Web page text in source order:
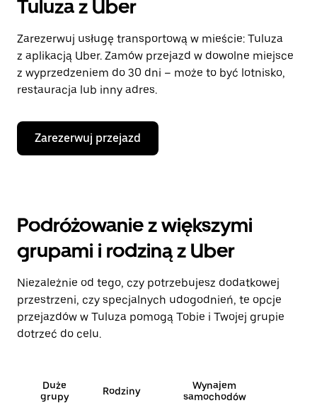
Tuluza z Uber
Zarezerwuj usługę transportową w mieście: Tuluza
z aplikacją Uber. Zamów przejazd w dowolne miejsce
z wyprzedzeniem do 30 dni – może to być lotnisko,
restauracja lub inny adres.
Zarezerwuj przejazd
Podróżowanie z większymi
grupami i rodziną z Uber
Niezależnie od tego, czy potrzebujesz dodatkowej
przestrzeni, czy specjalnych udogodnień, te opcje
przejazdów w Tuluza pomogą Tobie i Twojej grupie
dotrzeć do celu.
Duże
grupy
Rodziny
Wynajem
samochodów